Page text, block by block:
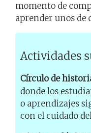
momento de
aprender unos de
Actividades
Círculo de
donde los
o aprendizajes
con el cuidado